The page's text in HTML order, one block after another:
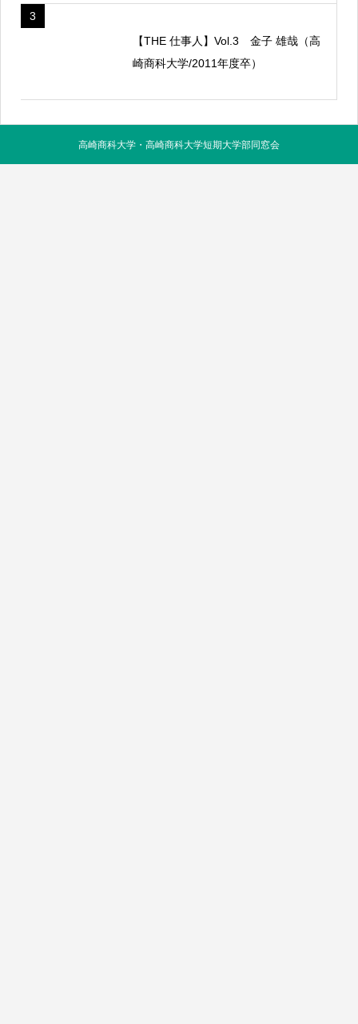
3
【THE 仕事人】Vol.3 金子 雄哉（高
崎商科大学/2011年度卒）
高崎商科大学・高崎商科大学短期大学部同窓会